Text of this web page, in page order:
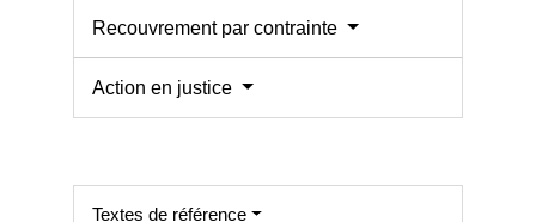
Recouvrement par contrainte
Action en justice
Textes de référence